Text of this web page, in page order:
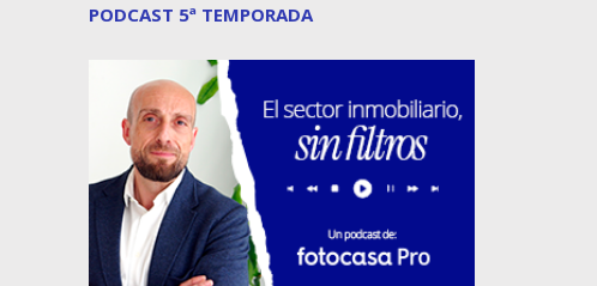
PODCAST 5ª TEMPORADA